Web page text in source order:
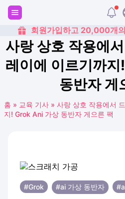
회원가입하고 20,000개
사랑 상호 작용에
레이에 이르기까
동반자 게
홈 » 교육 기사 » 사랑 상호 작용에서
지! Grok Ani 가상 동반자 게으른 팩
#Grok #ai 가상 동반자